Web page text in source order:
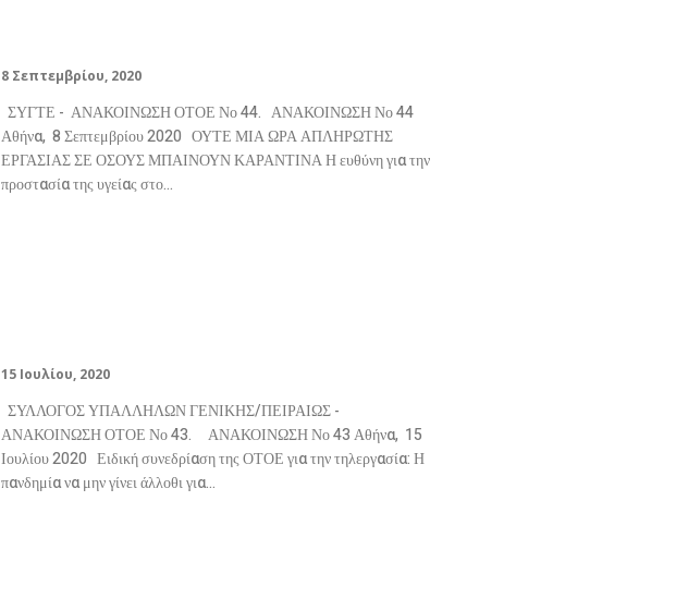
8 Σεπτεμβρίου, 2020
ΣΥΓΤΕ - ΑΝΑΚΟΙΝΩΣΗ ΟΤΟΕ Νο 44. ΑΝΑΚΟΙΝΩΣΗ Νο 44
Αθήνα, 8 Σεπτεμβρίου 2020 ΟΥΤΕ ΜΙΑ ΩΡΑ ΑΠΛΗΡΩΤΗΣ
ΕΡΓΑΣΙΑΣ ΣΕ ΟΣΟΥΣ ΜΠΑΙΝΟΥΝ ΚΑΡΑΝΤΙΝΑ Η ευθύνη για την
προστασία της υγείας στο...
15 Ιουλίου, 2020
ΣΥΛΛΟΓΟΣ ΥΠΑΛΛΗΛΩΝ ΓΕΝΙΚΗΣ/ΠΕΙΡΑΙΩΣ -
ΑΝΑΚΟΙΝΩΣΗ ΟΤΟΕ Νο 43. ΑΝΑΚΟΙΝΩΣΗ Νο 43 Αθήνα, 15
Ιουλίου 2020 Ειδική συνεδρίαση της ΟΤΟΕ για την τηλεργασία: Η
πανδημία να μην γίνει άλλοθι για...